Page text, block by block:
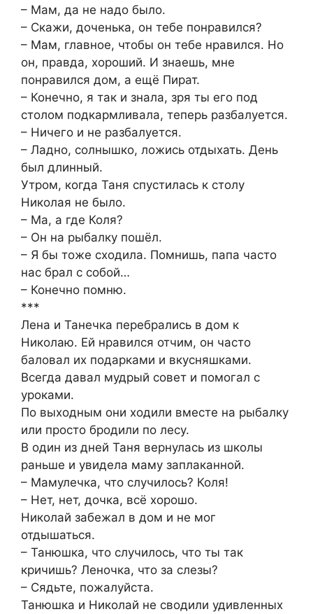
– Мам, да не надо было.
– Скажи, доченька, он тебе понравился?
– Мам, главное, чтобы он тебе нравился. Но
он, правда, хороший. И знаешь, мне
понравился дом, а ещё Пират.
– Конечно, я так и знала, зря ты его под
столом подкармливала, теперь разбалуется.
– Ничего и не разбалуется.
– Ладно, солнышко, ложись отдыхать. День
был длинный.
Утром, когда Таня спустилась к столу
Николая не было.
– Ма, а где Коля?
– Он на рыбалку пошёл.
– Я бы тоже сходила. Помнишь, папа часто
нас брал с собой…
– Конечно помню.
***
Лена и Танечка перебрались в дом к
Николаю. Ей нравился отчим, он часто
баловал их подарками и вкусняшками.
Всегда давал мудрый совет и помогал с
уроками.
По выходным они ходили вместе на рыбалку
или просто бродили по лесу.
В один из дней Таня вернулась из школы
раньше и увидела маму заплаканной.
– Мамулечка, что случилось? Коля!
– Нет, нет, дочка, всё хорошо.
Николай забежал в дом и не мог
отдышаться.
– Танюшка, что случилось, что ты так
кричишь? Леночка, что за слезы?
– Сядьте, пожалуйста.
Танюшка и Николай не сводили удивленных